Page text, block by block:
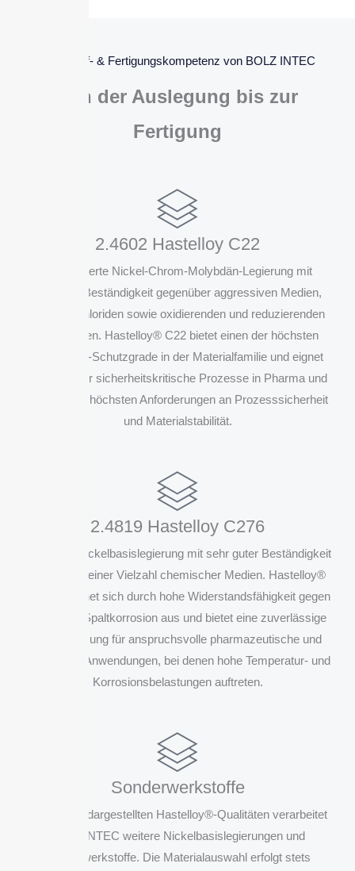
Werkstoff- & Fertigungskompetenz von BOLZ INTEC
Von der Auslegung bis zur
Fertigung
2.4602 Hastelloy C22
Hochlegierte Nickel-Chrom-Molybdän-Legierung mit
extremer Beständigkeit gegenüber aggressiven Medien,
Säuren, Chloriden sowie oxidierenden und reduzierenden
Substanzen. Hastelloy® C22 bietet einen der höchsten
Korrosions-Schutzgrade in der Materialfamilie und eignet
sich ideal für sicherheitskritische Prozesse in Pharma und
Chemie mit höchsten Anforderungen an Prozesssicherheit
und Materialstabilität.
2.4819 Hastelloy C276
Bewährte Nickelbasislegierung mit sehr guter Beständigkeit
gegenüber einer Vielzahl chemischer Medien. Hastelloy®
C276 zeichnet sich durch hohe Widerstandsfähigkeit gegen
Loch- und Spaltkorrosion aus und bietet eine zuverlässige
Materiallösung für anspruchsvolle pharmazeutische und
chemische Anwendungen, bei denen hohe Temperatur- und
Korrosionsbelastungen auftreten.
Sonderwerkstoffe
Neben den dargestellten Hastelloy®-Qualitäten verarbeitet
BOLZ INTEC weitere Nickelbasislegierungen und
Sonderwerkstoffe. Die Materialauswahl erfolgt stets